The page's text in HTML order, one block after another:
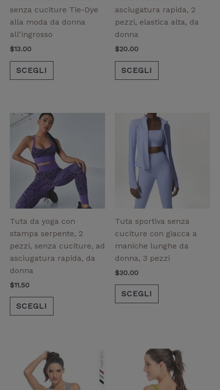
senza cuciture Tie-Dye
alla moda da donna
all'ingrosso
$13.00
SCEGLI
scelte
nella
asciugatura rapida, 2
pezzi, elastica alta, da
donna
$20.00
SCEGLI
scelte
nella
Tuta da yoga con
stampa serpente, 2
pezzi, senza cuciture, ad
asciugatura rapida, da
donna
$11.50
SCEGLI
Questo
ha
più
varianti.
Le
opzioni
possono
essere
scelte
pagina
Tuta sportiva senza
cuciture con giacca a
maniche lunghe da
donna, 3 pezzi
$30.00
SCEGLI
Questo
prodotto
ha
più
varianti.
opzioni
possono
scelte
nella
pagina
Questo
prodotto
ha
Questo
prodotto
ha